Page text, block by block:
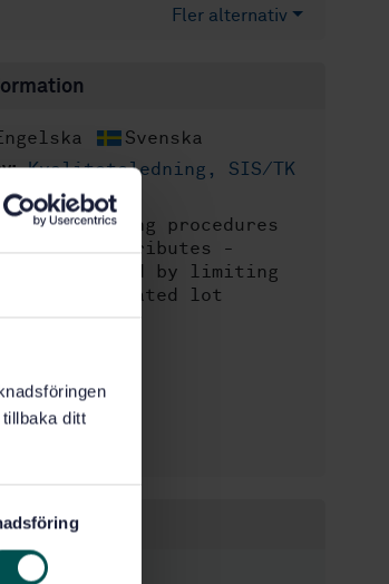
ditt
Fler alternativ
Svenska
Kvalitetsledning, SIS/TK
titel:Sampling procedures
by attributes -
plans indexed by limiting
for isolated lot
05-20
område